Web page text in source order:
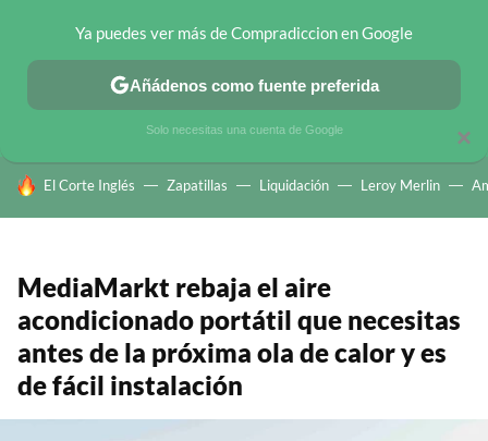
CHOLLOS TELEGRAM OFERTAS EN MÓVILES OFERTAS EN
HOY SE HABLA DE
El Corte Inglés Zapatillas Liquidación Leroy Merlin
MediaMarkt rebaja el aire
acondicionado portátil que necesitas
antes de la próxima ola de calor y es
de fácil instalación
×
Ya puedes ver más de Compradiccion en Google
Añádenos como fuente preferida
Solo necesitas una cuenta de Google